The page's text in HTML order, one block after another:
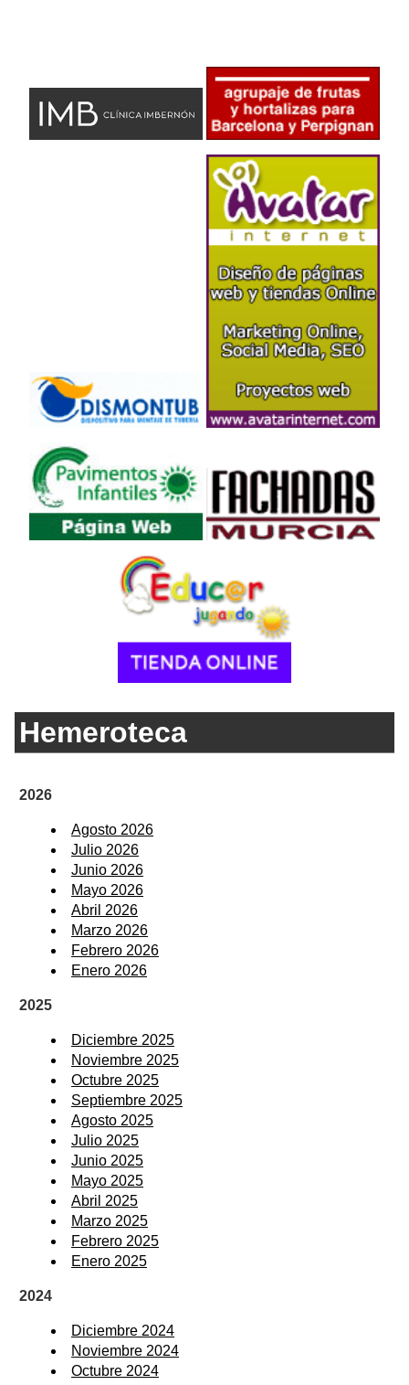
Hemeroteca
2026
Agosto 2026
Julio 2026
Junio 2026
Mayo 2026
Abril 2026
Marzo 2026
Febrero 2026
Enero 2026
2025
Diciembre 2025
Noviembre 2025
Octubre 2025
Septiembre 2025
Agosto 2025
Julio 2025
Junio 2025
Mayo 2025
Abril 2025
Marzo 2025
Febrero 2025
Enero 2025
2024
Diciembre 2024
Noviembre 2024
Octubre 2024